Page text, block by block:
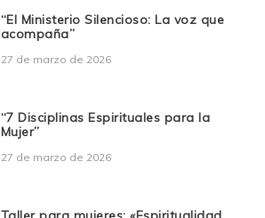
“El Ministerio Silencioso: La voz que
acompaña”
27 de marzo de 2026
“7 Disciplinas Espirituales para la
Mujer”
27 de marzo de 2026